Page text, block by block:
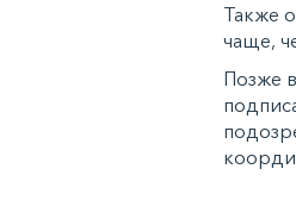
Также
чаще,
Позже